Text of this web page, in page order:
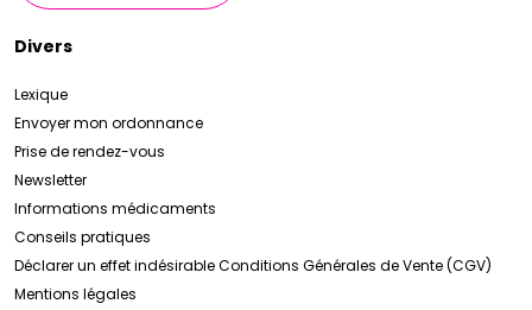
Divers
Lexique
Envoyer mon ordonnance
Prise de rendez-vous
Newsletter
Informations médicaments
Conseils pratiques
Déclarer un effet indésirableConditions Générales de Vente (CGV)
Mentions légales